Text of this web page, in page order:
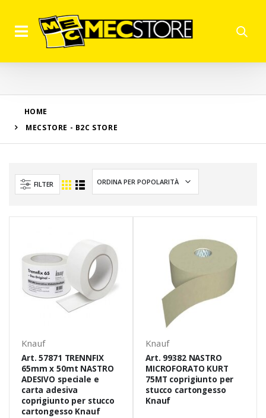
HOME
MECSTORE - B2C STORE
FILTER
Knauf
Art. 57871 TRENNFIX
65mm x 50mt NASTRO
ADESIVO speciale e
carta adesiva
coprigiunto per stucco
cartongesso Knauf
Knauf
Art. 99382 NASTRO
MICROFORATO KURT
75MT coprigiunto per
stucco cartongesso
Knauf